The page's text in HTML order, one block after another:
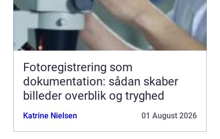
Fotoregistrering som
dokumentation: sådan skaber
billeder overblik og tryghed
Katrine Nielsen 01 August 2026